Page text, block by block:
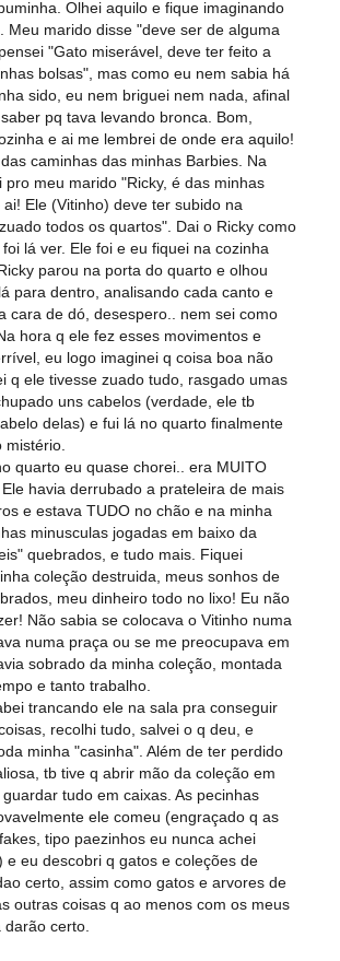
Olhei aquilo e fique imaginando
Meu marido disse "deve ser de alguma
"Gato miserável, deve ter feito a
bolsas", mas como eu nem sabia há
sido, eu nem briguei nem nada, afinal
pq tava levando bronca. Bom,
e ai me lembrei de onde era aquilo!
caminhas das minhas Barbies. Na
pro meu marido "Ricky, é das minhas
ai! Ele (Vitinho) deve ter subido na
todos os quartos". Dai o Ricky como
lá ver. Ele foi e eu fiquei na cozinha
parou na porta do quarto e olhou
para dentro, analisando cada canto e
cara de dó, desespero.. nem sei como
hora q ele fez esses movimentos e
eu logo imaginei q coisa boa não
q ele tivesse zuado tudo, rasgado umas
uns cabelos (verdade, ele tb
delas) e fui lá no quarto finalmente
mistério.
quarto eu quase chorei.. era MUITO
havia derrubado a prateleira de mais
e estava TUDO no chão e na minha
minusculas jogadas em baixo da
quebrados, e tudo mais. Fiquei
coleção destruida, meus sonhos de
meu dinheiro todo no lixo! Eu não
Não sabia se colocava o Vitinho numa
numa praça ou se me preocupava em
sobrado da minha coleção, montada
e tanto trabalho.
trancando ele na sala pra conseguir
recolhi tudo, salvei o q deu, e
minha "casinha". Além de ter perdido
tb tive q abrir mão da coleção em
tudo em caixas. As pecinhas
ele comeu (engraçado q as
tipo paezinhos eu nunca achei
e eu descobri q gatos e coleções de
certo, assim como gatos e arvores de
outras coisas q ao menos com os meus
darão certo.